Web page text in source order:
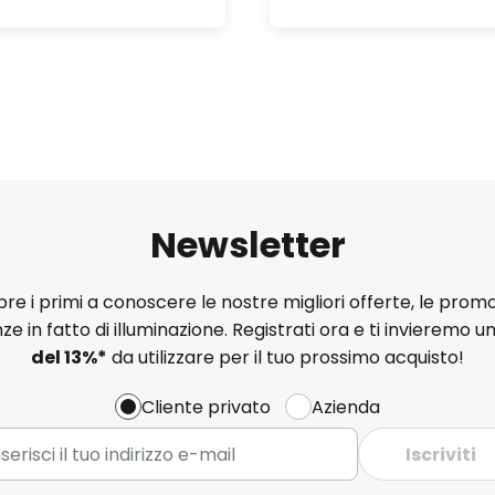
Newsletter
i primi a conoscere le nostre migliori offerte, le
in fatto di illuminazione. Registrati ora e ti invieremo
del13%* da utilizzare per il tuo prossimo acquisto!
Cliente privato
Azienda
Iscriviti